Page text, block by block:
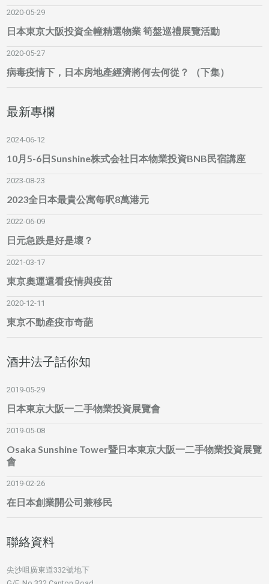
2020-05-29
日本東京大阪投資全幢精選物業 筍盤巡禮展覽活動
2020-05-27
病毒疫情下，日本房地產經濟將何去何從？ （下集）
最新專欄
2024-06-12
10月5-6日Sunshine株式会社日本物業投資BNB民宿講座
2023-08-23
2023全日本最貴公寓每呎8萬港元
2022-06-09
日元急跌是好是壞？
2021-03-17
東京奧運還看疫情與疫苗
2020-12-11
東京不動產疫市奇葩
酒井法子話你知
2019-05-29
日本東京大阪一二手物業投資展覽會
2019-05-08
Osaka Sunshine Tower暨日本東京大阪一二手物業投資展覽
會
2019-02-26
在日本創業開公司兼移民
聯絡資料
尖沙咀廣東道332號地下